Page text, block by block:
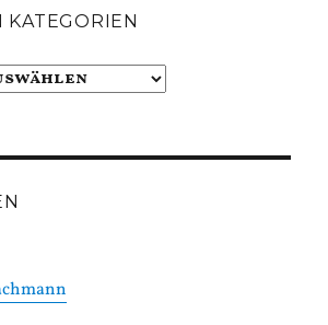
KATEGORIEN